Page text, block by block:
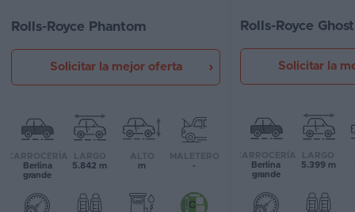
Foro
de
opiniones
de
compra
Comparador
Favoritos
Rolls-Royce Phantom
Solicitar la mejor oferta
CARROCERÍA
Berlina
grande
LARGO
5.842 m
ALTO
m
MALETERO
-
Rolls-Royce Ghost
Solicitar la
CARROCERÍA
Berlina
grande
LARGO
5.399 m